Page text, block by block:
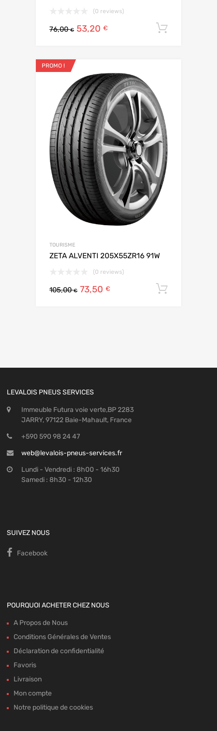
(0 reviews)
76,00€ 53,20 €
PROMO !
TOURISME
ZETA ALVENTI 205X55ZR16 91W
(0 reviews)
105,00€ 73,50 €
LEVALOIS PNEUS SERVICES
Immeuble Futura voie verte,BP 2283
JARRY, 97122 Baie-Mahault, France
+590 590 98 24 47
web@levalois-pneus-services.fr
Lundi - Vendredi : 8h00 - 16h30
Samedi : 8h30 - 12h30
SUIVEZ NOUS
Facebook
POURQUOI ACHETER CHEZ NOUS
A Propos de Nous
Conditions Générales de Ventes
Déclaration de confidentialité
Favoris
Livraison
Mon compte
Notre politique de cookies